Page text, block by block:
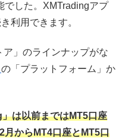
でした。XMTradingアプ
利用できます。
」のラインナップがな
の「プラットフォーム」か
は以前まではMT5口座
月からMT4口座とMT5口